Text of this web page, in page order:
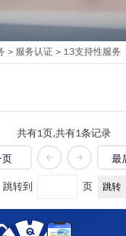
> 服务认证 > 13支持性服务
共有1页,共有1条记录
最
跳转到 页